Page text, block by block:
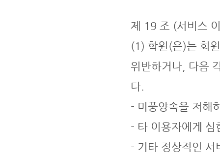
제 19 조 (서비스
(1) 학원(은)는 회
위반하거나, 다음
다.
- 미풍양속을 저해
- 타 이용자에게 심
- 기타 정상적인 서